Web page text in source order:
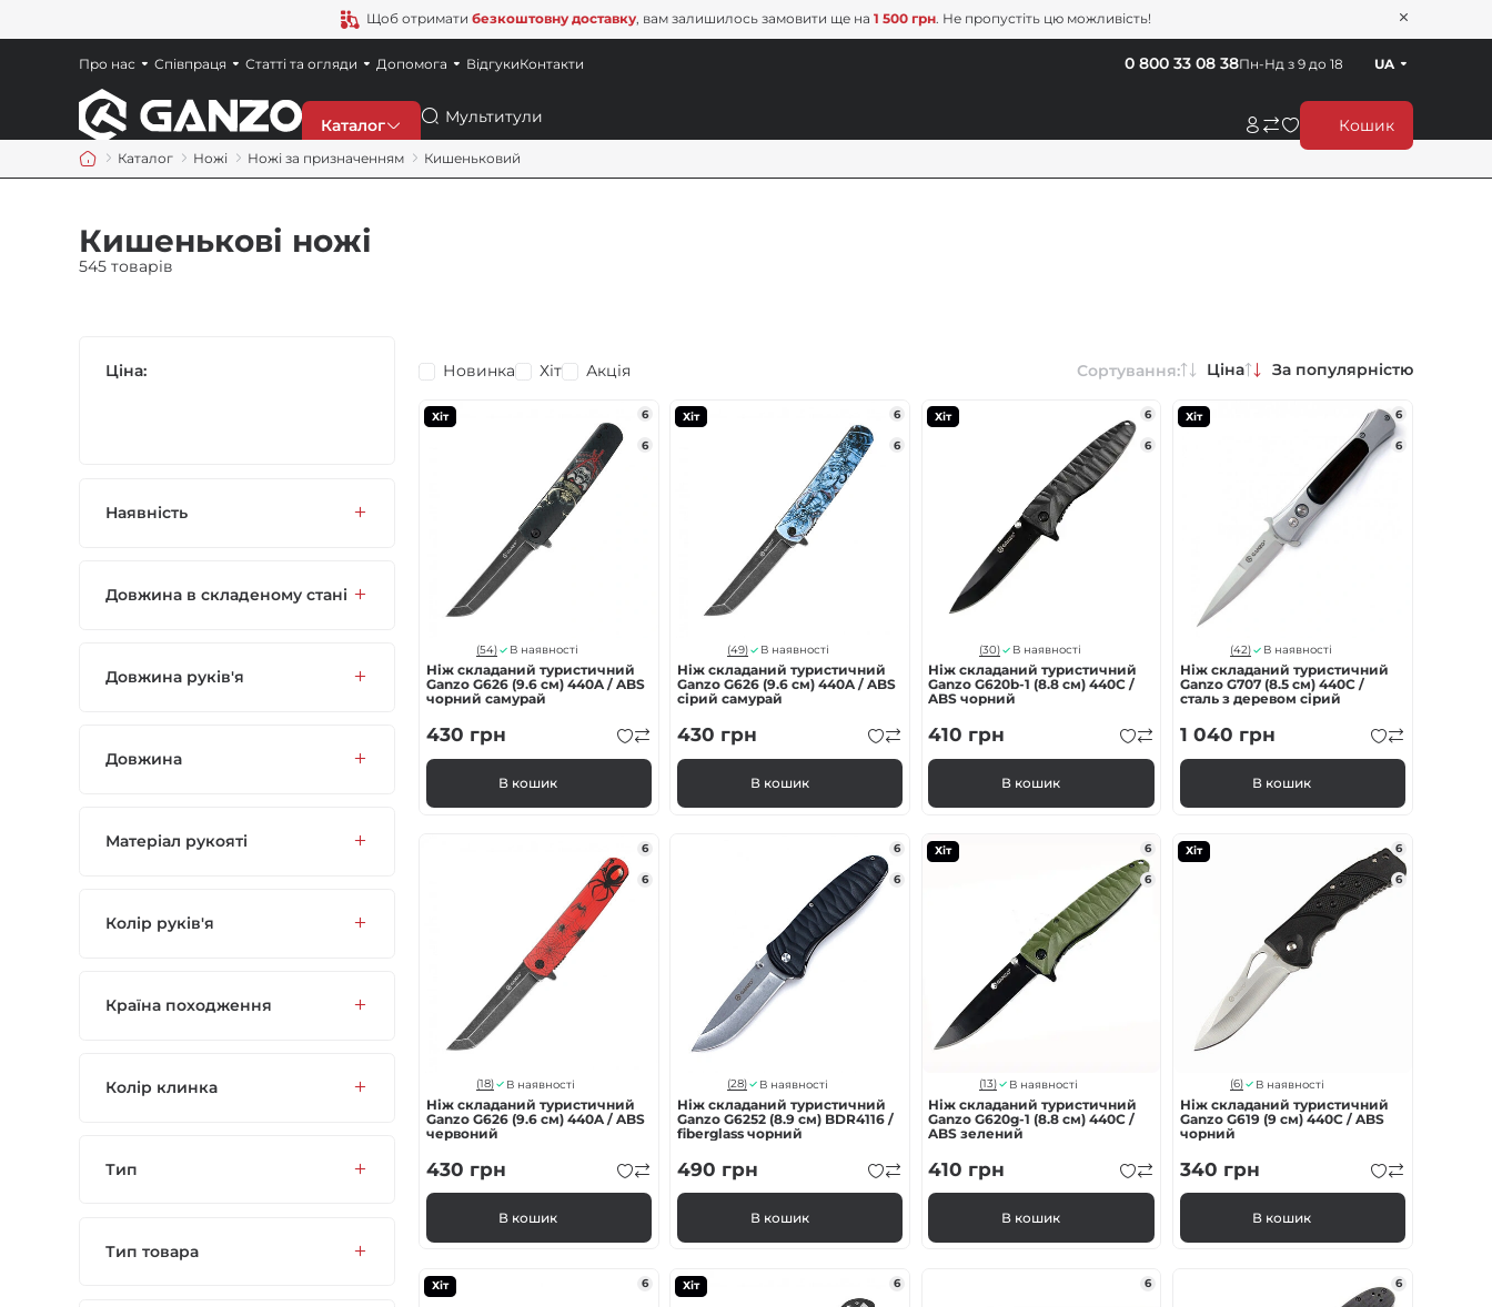
Щоб отримати безкоштовну доставку, вам залишилось замовити ще на 1 500 грн. Не пропустіть цю можливість!
Каталог
Газові пальники
Для захисників
Пошук Кошик
Пн-Нд з 9 до 18
0 800 33 08 38 UA
Про нас Співпраця Статті та огляди Допомога ВідгукиКонтакти
Каталог Ножі Ножі за призначенням Кишеньковий
Кишенькові ножі
545 товарів
Сортування: Ціна За популярністю
Новинка Хіт Акція
Хіт 6
6
(54) В наявності
Ніж складаний туристичний
Ganzo G626 (9.6 см) 440A / ABS
чорний самурай
430 грн
В кошик
Хіт 6
6
(49) В наявності
Ніж складаний туристичний
Ganzo G626 (9.6 см) 440A / ABS
сірий самурай
430 грн
В кошик
Хіт 6
6
(30) В наявності
Ніж складаний туристичний
Ganzo G620b-1 (8.8 см) 440C /
ABS чорний
410 грн
В кошик
Хіт 6
6
(42) В наявності
Ніж складаний туристичний
Ganzo G707 (8.5 см) 440C /
сталь з деревом сірий
1 040 грн
В кошик
6
6
(18) В наявності
Ніж складаний туристичний
Ganzo G626 (9.6 см) 440A / ABS
червоний
430 грн
В кошик
6
6
(28) В наявності
Ніж складаний туристичний
Ganzo G6252 (8.9 см) BDR4116 /
fiberglass чорний
490 грн
В кошик
Хіт 6
6
(13) В наявності
Ніж складаний туристичний
Ganzo G620g-1 (8.8 см) 440C /
ABS зелений
410 грн
В кошик
Хіт 6
6
(6) В наявності
Ніж складаний туристичний
Ganzo G619 (9 см) 440C / ABS
чорний
340 грн
В кошик
Хіт 6 Хіт 6 6 6
Ціна:
Наявність
Довжина в складеному стані
Довжина руків'я
Довжина
Матеріал рукояті
Колір руків'я
Країна походження
Колір клинка
Тип
Тип товара